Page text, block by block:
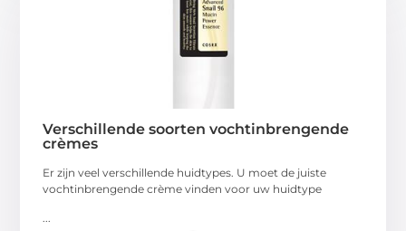
Verschillende soorten vochtinbrengende
crèmes
Er zijn veel verschillende huidtypes. U moet de juiste
vochtinbrengende crème vinden voor uw huidtype
...